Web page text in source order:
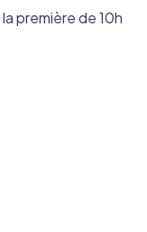
première de 10h